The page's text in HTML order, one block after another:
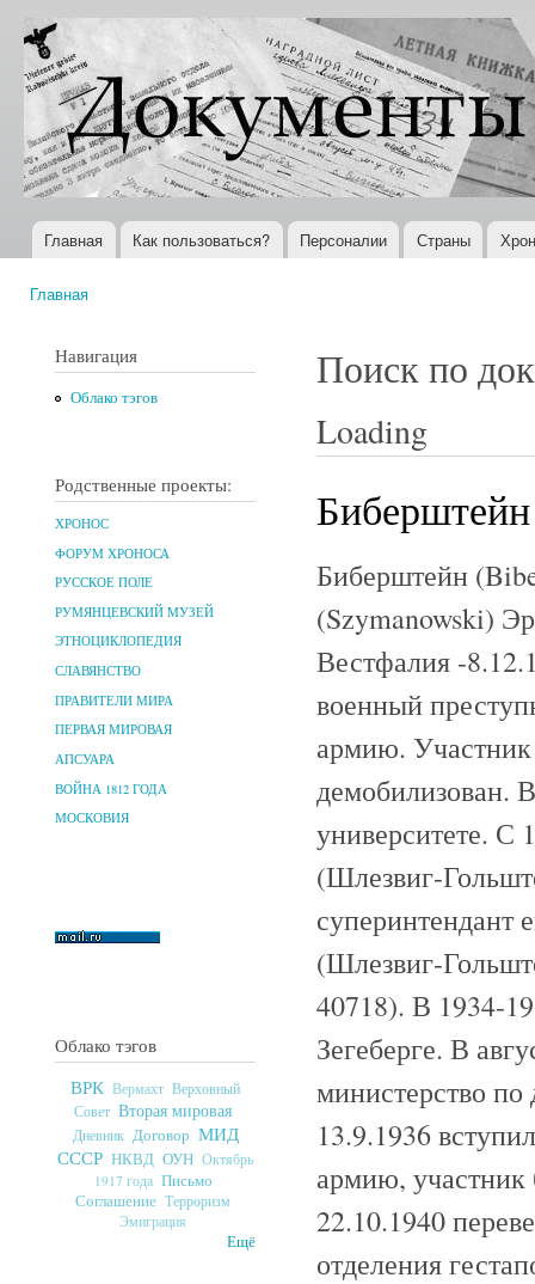
Документы
XX века
Всемирная
история в
Интернете
Главное меню
Главная Как пользоваться? Персоналии Страны
Главная
Навигация
Облако тэгов
Родственные проекты:
ХРОНОС
ФОРУМ ХРОНОСА
РУССКОЕ ПОЛЕ
РУМЯНЦЕВСКИЙ МУЗЕЙ
ЭТНОЦИКЛОПЕДИЯ
СЛАВЯНСТВО
ПРАВИТЕЛИ МИРА
ПЕРВАЯ МИРОВАЯ
АПСУАРА
ВОЙНА 1812 ГОДА
МОСКОВИЯ
Облако тэгов
ВРК Вермахт Верховный
Совет Вторая мировая
Дневник Договор МИД
СССР НКВД ОУН Октябрь
1917 года Письмо
Соглашение Терроризм
Эмиграция
Ещё
Поиск по
Loading
Биберштейн
Биберштейн
(Szymanowski)
Вестфалия -
военный
армию.
демобилизован.
университете. С
(Шлезвиг-
суперинтендант
(Шлезвиг-
40718). В 1934-
Зегеберге. В
министерство по
13.9.1936
армию,
22.10.1940
отделения